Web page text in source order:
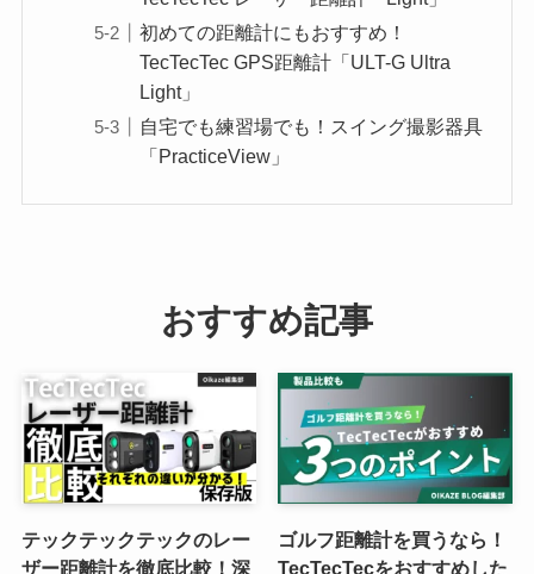
初めての距離計にもおすすめ！
TecTecTec GPS距離計「ULT-G Ultra
Light」
自宅でも練習場でも！スイング撮影器具
「PracticeView」
おすすめ記事
テックテックテックのレー
ザー距離計を徹底比較！深
ゴルフ距離計を買うなら！
TecTecTecをおすすめした